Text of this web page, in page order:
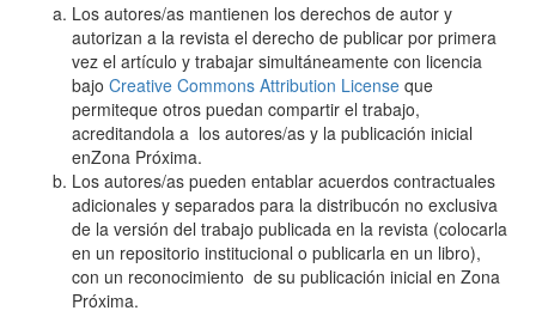
Los autores/as mantienen los derechos de autor y
autorizan a la revista el derecho de publicar por primera
vez el artículo y trabajar simultáneamente con licencia
bajo Creative Commons Attribution Licenseque
permiteque otros puedan compartir el trabajo,
acreditandola a los autores/as y la publicación inicial
enZona Próxima.
Los autores/as pueden entablar acuerdos contractuales
adicionales y separados para la distribucón no exclusiva
de la versión del trabajo publicada en la revista (colocarla
en un repositorio institucional o publicarla en un libro),
con un reconocimiento de su publicación inicial en Zona
Próxima.